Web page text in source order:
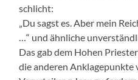
schlicht:
„Du sagst es. Aber mein
…“ und ähnliche
Das gab dem Hohen
die anderen Anklagepunkte